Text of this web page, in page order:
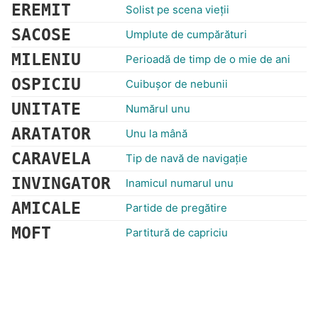
EREMIT Solist pe scena vieţii
SACOSE Umplute de cumpărături
MILENIU Perioadă de timp de o mie de ani
OSPICIU Cuibuşor de nebunii
UNITATE Numărul unu
ARATATOR Unu la mână
CARAVELA Tip de navă de navigație
INVINGATOR Inamicul numarul unu
AMICALE Partide de pregătire
MOFT Partitură de capriciu